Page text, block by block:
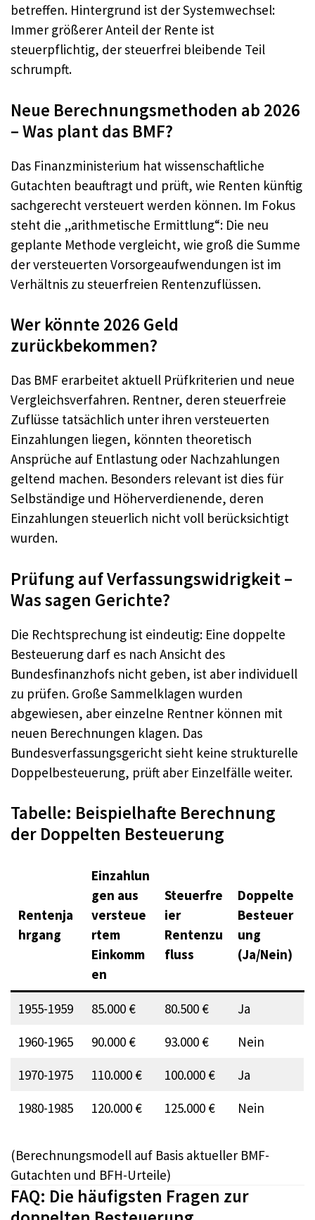
betreffen. Hintergrund ist der Systemwechsel:
Immer größerer Anteil der Rente ist
steuerpflichtig, der steuerfrei bleibende Teil
schrumpft.​
Neue Berechnungsmethoden ab 2026
– Was plant das BMF?
Das Finanzministerium hat wissenschaftliche
Gutachten beauftragt und prüft, wie Renten künftig
sachgerecht versteuert werden können. Im Fokus
steht die „arithmetische Ermittlung“: Die neu
geplante Methode vergleicht, wie groß die Summe
der versteuerten Vorsorgeaufwendungen ist im
Verhältnis zu steuerfreien Rentenzuflüssen.​
Wer könnte 2026 Geld
zurückbekommen?
Das BMF erarbeitet aktuell Prüfkriterien und neue
Vergleichsverfahren. Rentner, deren steuerfreie
Zuflüsse tatsächlich unter ihren versteuerten
Einzahlungen liegen, könnten theoretisch
Ansprüche auf Entlastung oder Nachzahlungen
geltend machen. Besonders relevant ist dies für
Selbständige und Höherverdienende, deren
Einzahlungen steuerlich nicht voll berücksichtigt
wurden.​
Prüfung auf Verfassungswidrigkeit –
Was sagen Gerichte?
Die Rechtsprechung ist eindeutig: Eine doppelte
Besteuerung darf es nach Ansicht des
Bundesfinanzhofs nicht geben, ist aber individuell
zu prüfen. Große Sammelklagen wurden
abgewiesen, aber einzelne Rentner können mit
neuen Berechnungen klagen. Das
Bundesverfassungsgericht sieht keine strukturelle
Doppelbesteuerung, prüft aber Einzelfälle weiter.​
Tabelle: Beispielhafte Berechnung
der Doppelten Besteuerung
Rentenja
hrgang
Einzahlun
gen aus
versteue
rtem
Einkomm
en
Steuerfre
ier
Rentenzu
fluss
Doppelte
Besteuer
ung
(Ja/Nein)
1955-1959 85.000 € 80.500 €
Ja
1960-1965
90.000 € 93.000 €
Nein
1970-1975
110.000 € 100.000 €
Ja
1980-1985
120.000 € 125.000 € Nein
(Berechnungsmodell auf Basis aktueller BMF-
Gutachten und BFH-Urteile)​
FAQ: Die häufigsten Fragen zur